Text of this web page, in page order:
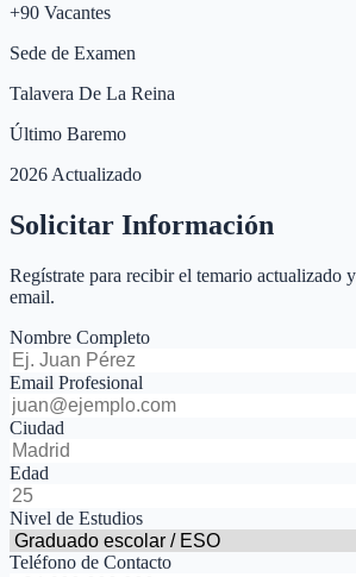
+90 Vacantes
Sede de Examen
Talavera De La Reina
Último Baremo
2026 Actualizado
Solicitar Información
Regístrate para recibir el temario actualizado
email.
Nombre Completo
Email Profesional
Ciudad
Edad
Nivel de Estudios
Teléfono de Contacto